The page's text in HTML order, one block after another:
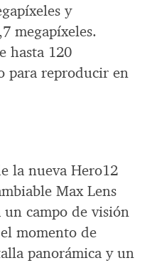
y
megapíxeles.
hasta 120
para reproducir en
la nueva Hero12
Max Lens
campo de visión
momento de
panorámica y un